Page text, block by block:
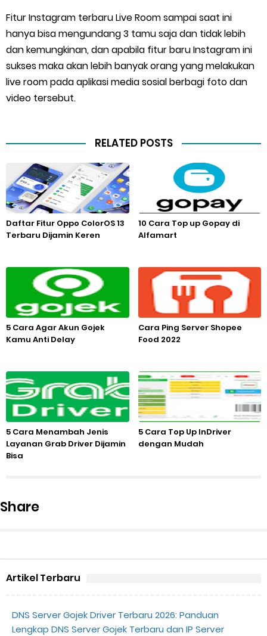
Fitur Instagram terbaru Live Room sampai saat ini
hanya bisa mengundang 3 tamu saja dan tidak lebih
dan kemungkinan, dan apabila fitur baru Instagram ini
sukses maka akan lebih banyak orang yang melakukan
live room pada aplikasi media sosial berbagi foto dan
video tersebut.
RELATED POSTS
Daftar Fitur Oppo ColorOS 13
Terbaru Dijamin Keren
10 Cara Top up Gopay di
Alfamart
5 Cara Agar Akun Gojek
Kamu Anti Delay
Cara Ping Server Shopee
Food 2022
5 Cara Menambah Jenis
Layanan Grab Driver Dijamin
Bisa
5 Cara Top Up InDriver
dengan Mudah
Share
Artikel Terbaru
DNS Server Gojek Driver Terbaru 2026: Panduan
Lengkap DNS Server Gojek Terbaru dan IP Server